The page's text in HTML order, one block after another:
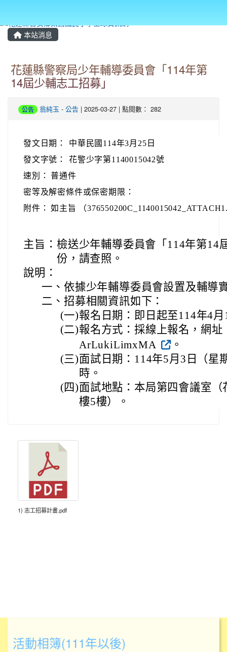
本站消息
花蓮縣警察局少年輔導委員會「114年第
14屆少輔志工招募」
公告 翁純玉 - 公告 | 2025-03-27 | 點閱數： 282
發文日期：
中華民國114年3月25日
發文字號：
花警少字第1140015042號
速別： 普通件
密等及解密條件或保密期限：
附件： 如主旨 （
主旨： 檢送少年輔導委員會「114年第14
份，請查照。
說明：
一、 依據少年輔導委員會設置及輔導
二、 招募相關資訊如下：
(一)報名日期：即日起至114年4
(二)報名方式：採線上報名，網
ArLukiLimxMA
。
(三)面試日期：114年5月3日（星
時。
(四)面試地點：本局第四會議室
樓5樓）。
1) 志工招募計畫.pdf
活動相簿(111年以後)